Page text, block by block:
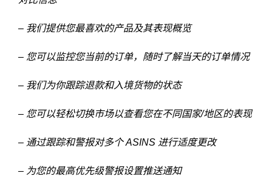
– 我们提供您最喜欢的产品及其表现概览
– 您可以监控您当前的订单，随时了解当天的订单情况
– 我们为你跟踪退款和入境货物的状态
– 您可以轻松切换市场以查看您在不同国家/地区的表现
– 通过跟踪和警报对多个 ASINS 进行适度更改
– 为您的最高优先级警报设置推送通知